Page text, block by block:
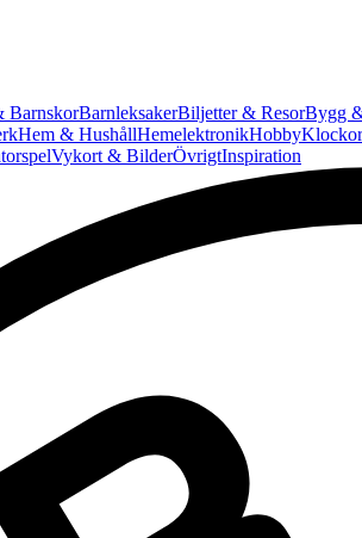
BarnskorBarnleksakerBiljetter & ResorBygg
Hem & HushållHemelektronikHobbyKlockor
Vykort & BilderÖvrigtInspiration